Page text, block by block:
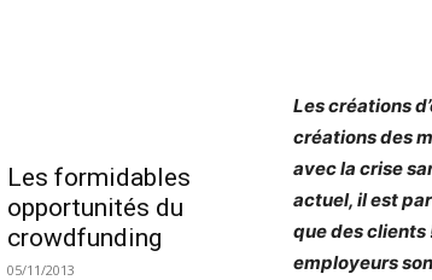
Les formidables
opportunités du
crowdfunding
05/11/2013
Les créations
créations des
avec la crise
actuel, il est
que des clients
employeurs